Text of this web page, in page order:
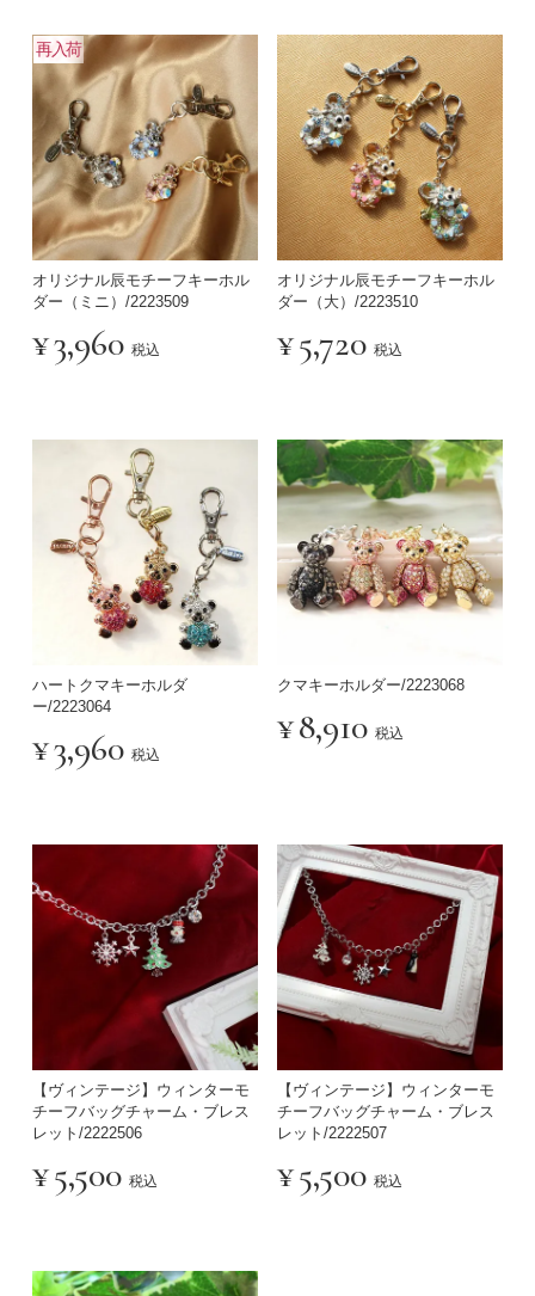
再入荷
オリジナル辰モチーフキーホル
ダー（ミニ）/2223509
¥3,960 税込
オリジナル辰モチーフキーホル
ダー（大）/2223510
¥5,720 税込
ハートクマキーホルダ
ー/2223064
¥3,960 税込
クマキーホルダー/2223068
¥8,910 税込
【ヴィンテージ】ウィンターモ
チーフバッグチャーム・ブレス
レット/2222506
¥5,500 税込
【ヴィンテージ】ウィンターモ
チーフバッグチャーム・ブレス
レット/2222507
¥5,500 税込